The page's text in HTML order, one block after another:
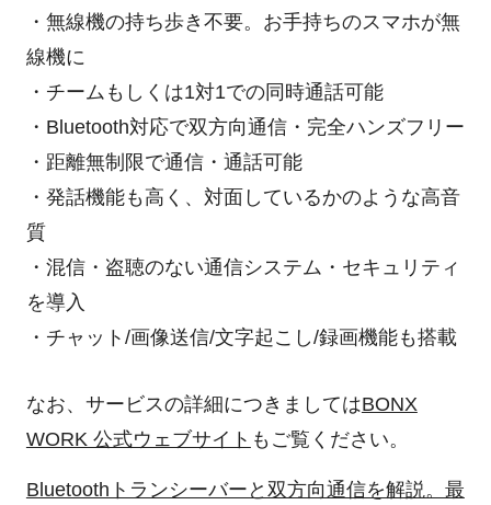
・無線機の持ち歩き不要。お手持ちのスマホが無
線機に
・チームもしくは1対1での同時通話可能
・Bluetooth対応で双方向通信・完全ハンズフリー
・距離無制限で通信・通話可能
・発話機能も高く、対面しているかのような高音
質
・混信・盗聴のない通信システム・セキュリティ
を導入
・チャット/画像送信/文字起こし/録画機能も搭載
なお、サービスの詳細につきましてはBONX
WORK 公式ウェブサイト もご覧ください。
Bluetoothトランシーバーと双方向通信を解説。最